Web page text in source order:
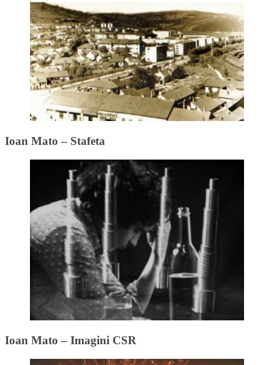
Ioan Mato – Stafeta
Ioan Mato – Imagini CSR